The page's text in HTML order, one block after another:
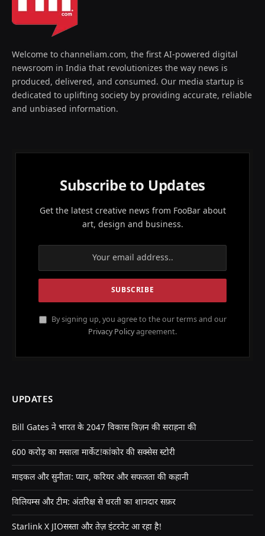
Welcome to channeliam.com, the first AI-powered digital
newsroom in India that revolutionizes the way news is
produced, delivered, and consumed. Our media startup is
dedicated to uplifting society by providing accurate, reliable
and unbiased information.
Subscribe to Updates
Get the latest creative news from FooBar about
art, design and business.
By signing up, you agree to the our terms and our
Privacy Policyagreement.
UPDATES
Bill Gates ने भारत के 2047 विकास विज़न की सराहना की
600 करोड़ का मसाला मार्केट!कांकोर की सक्सेस स्टोरी
माइकल और सुनीता: प्यार, करियर और सफलता की कहानी
विलियम्स और टीम: अंतरिक्ष से धरती का शानदार सफ़र
Starlink X JIOसस्ता और तेज़ इंटरनेट आ रहा है!